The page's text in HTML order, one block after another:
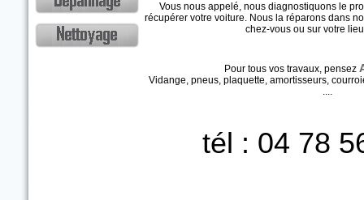
Vous nous appelé, nous diagnostiquons le
récupérer votre voiture. Nous la réparons dans
chez-vous ou sur votre
Pour tous vos travaux, pensez
Vidange, pneus, plaquette, amortisseurs,
....
tél : 04 78